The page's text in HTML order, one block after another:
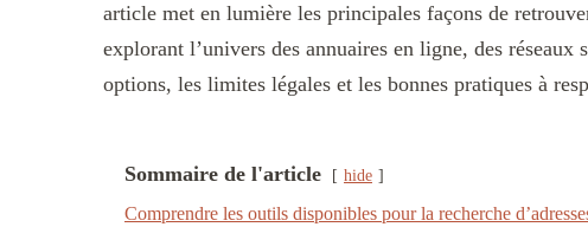
article met en lumière les principales façons de
explorant l’univers des annuaires en ligne, des réseaux
options, les limites légales et les bonnes pratiques à
Sommaire de l'article hide
Comprendre les outils disponibles pour la recherche